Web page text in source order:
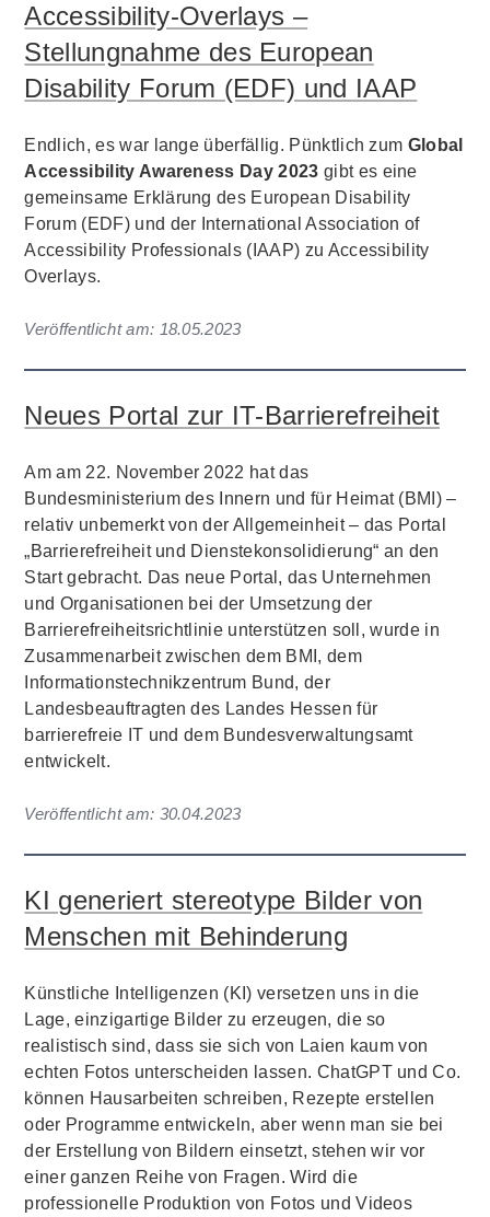
Accessibility-Overlays –
Stellungnahme des European
Disability Forum (EDF) und IAAP
Endlich, es war lange überfällig. Pünktlich zum Global
Accessibility Awareness Day 2023 gibt es eine
gemeinsame Erklärung des European Disability
Forum (EDF) und der International Association of
Accessibility Professionals (IAAP) zu Accessibility
Overlays.
Veröffentlicht am: 18.05.2023
Neues Portal zur IT-Barrierefreiheit
Am am 22. November 2022 hat das
Bundesministerium des Innern und für Heimat (BMI) –
relativ unbemerkt von der Allgemeinheit – das Portal
„Barrierefreiheit und Dienstekonsolidierung“ an den
Start gebracht. Das neue Portal, das Unternehmen
und Organisationen bei der Umsetzung der
Barrierefreiheitsrichtlinie unterstützen soll, wurde in
Zusammenarbeit zwischen dem BMI, dem
Informationstechnikzentrum Bund, der
Landesbeauftragten des Landes Hessen für
barrierefreie IT und dem Bundesverwaltungsamt
entwickelt.
Veröffentlicht am: 30.04.2023
KI generiert stereotype Bilder von
Menschen mit Behinderung
Künstliche Intelligenzen (KI) versetzen uns in die
Lage, einzigartige Bilder zu erzeugen, die so
realistisch sind, dass sie sich von Laien kaum von
echten Fotos unterscheiden lassen. ChatGPT und Co.
können Hausarbeiten schreiben, Rezepte erstellen
oder Programme entwickeln, aber wenn man sie bei
der Erstellung von Bildern einsetzt, stehen wir vor
einer ganzen Reihe von Fragen. Wird die
professionelle Produktion von Fotos und Videos